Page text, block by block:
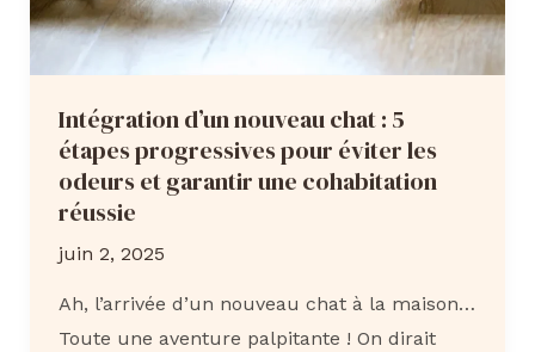
Intégration d’un nouveau chat : 5
étapes progressives pour éviter les
odeurs et garantir une cohabitation
réussie
juin 2, 2025
Ah, l’arrivée d’un nouveau chat à la maison…
Toute une aventure palpitante ! On dirait